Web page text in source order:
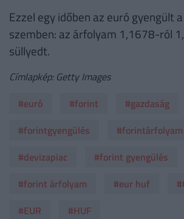
Ezzel egy időben az euró gyengült
szemben: az árfolyam 1,1678-ról
süllyedt.
Címlapkép: Getty Images
#euró
#forint #gazdaság
#forintgyengülés
#forintárfolyam
#devizapiac
#forint gyengülés
#forint árfolyam
#eur huf
#EUR
#HUF